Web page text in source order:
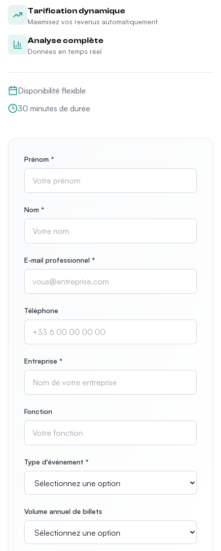
Tarification dynamique
Maximisez vos revenus automatiquement
Analyse complète
Données en temps réel
Disponibilité flexible
30 minutes de durée
Prénom *
Nom *
E-mail professionnel *
Téléphone
Entreprise *
Fonction
Type d'événement *
Volume annuel de billets